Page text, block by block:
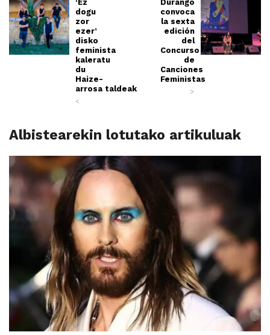
‘Ez
dogu
zor
ezer’
disko
feminista
kaleratu
du
Haize-
arrosa taldeak
<
Durango
convoca
la sexta
edición
del
Concurso
de
Canciones
Feministas
>
Albistearekin lotutako artikuluak